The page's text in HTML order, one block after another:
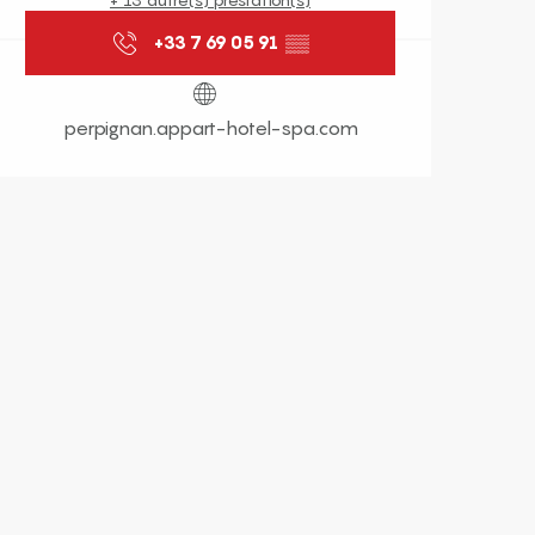
+33 7 69 05 91 ▒▒
perpignan.appart-hotel-spa.com